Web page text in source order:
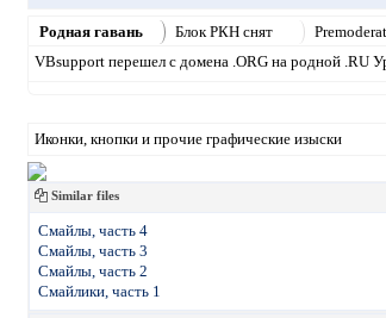
Родная гавань Блок РКН снят
VBsupport перешел с домена .ORG на родной .RU
Иконки, кнопки и прочие графические изыски
Similar files
Смайлы, часть 4
Смайлы, часть 3
Смайлы, часть 2
Смайлики, часть 1